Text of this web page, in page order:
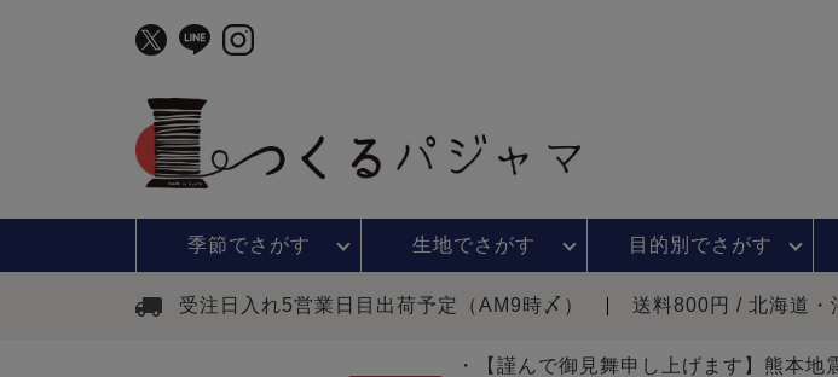
季節でさがす 生地でさがす 目的別でさがす
受注日入れ5営業日目出荷予定（AM9時〆） 送料800円 / 北海道・
・【謹んで御見舞申し上げます】熊本